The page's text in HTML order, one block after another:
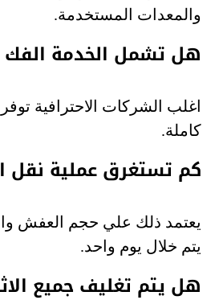
والمعدات المستخدمة.
هل تشمل الخدمة الفك
اغلب الشركات الاحترافية
كاملة.
كم تستغرق عملية نقل
يعتمد ذلك علي حجم العفش
يتم خلال يوم واحد.
هل يتم تغليف جميع